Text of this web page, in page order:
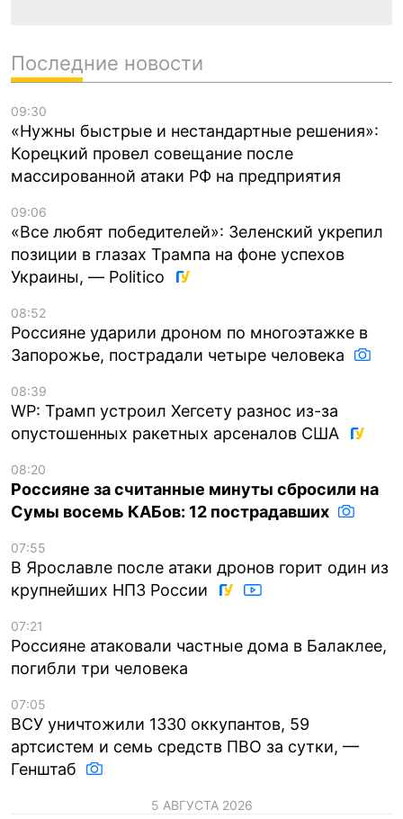
Последние новости
09:30
«Нужны быстрые и нестандартные решения»:
Корецкий провел совещание после
массированной атаки РФ на предприятия
09:06
«Все любят победителей»: Зеленский укрепил
позиции в глазах Трампа на фоне успехов
Украины, — Politico
08:52
Россияне ударили дроном по многоэтажке в
Запорожье, пострадали четыре человека
08:39
WP: Трамп устроил Хегсету разнос из-за
опустошенных ракетных арсеналов США
08:20
Россияне за считанные минуты сбросили на
Сумы восемь КАБов: 12 пострадавших
07:55
В Ярославле после атаки дронов горит один из
крупнейших НПЗ России
07:21
Россияне атаковали частные дома в Балаклее,
погибли три человека
07:05
ВСУ уничтожили 1330 оккупантов, 59
артсистем и семь средств ПВО за сутки, —
Генштаб
5 АВГУСТА 2026